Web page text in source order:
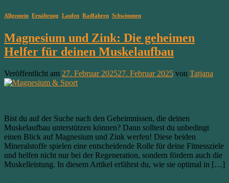
Allgemein Ernährung Laufen Radfahren Schwimmen
Magnesium und Zink: Die geheimen
Helfer für deinen Muskelaufbau
Veröffentlicht am 27. Februar 202527. Februar 2025 von Tatjana
Bist du auf der Suche nach den Geheimnissen, die deinen
Muskelaufbau unterstützen können? Dann solltest du unbedingt
einen Blick auf Magnesium und Zink werfen! Diese beiden
Mineralstoffe spielen eine entscheidende Rolle für deine Fitnessziele
und helfen nicht nur bei der Regeneration, sondern fördern auch die
Muskelleistung. In diesem Artikel erfährst du, wie sie optimal in […]